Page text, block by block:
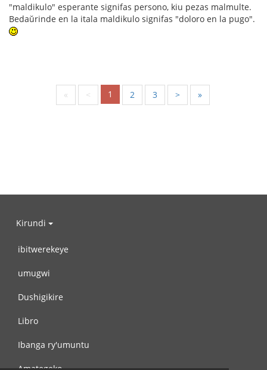
"maldikulo" esperante signifas persono, kiu pezas malmulte.
Bedaŭrinde en la itala maldikulo signifas "doloro en la pugo".
« < 1 2 3 > »
Kirundi
ibitwerekeye
umugwi
Dushigikire
Libro
Ibanga ry'umuntu